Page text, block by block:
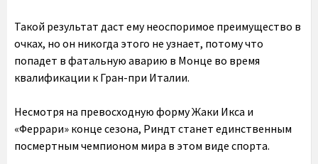
Такой результат даст ему неоспоримое преимущество в
очках, но он никогда этого не узнает, потому что
попадет в фатальную аварию в Монце во время
квалификации к Гран-при Италии.
Несмотря на превосходную форму Жаки Икса и
«Феррари» конце сезона, Риндт станет единственным
посмертным чемпионом мира в этом виде спорта.